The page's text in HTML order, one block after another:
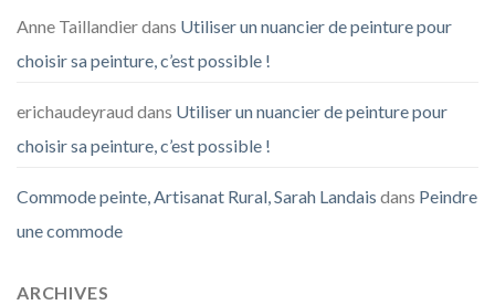
Anne Taillandierdans Utiliser un nuancier de peinture pour
choisir sa peinture, c’est possible !
erichaudeyraud dans Utiliser un nuancier de peinture pour
choisir sa peinture, c’est possible !
Commode peinte, Artisanat Rural, Sarah Landais dans Peindre
une commode
ARCHIVES